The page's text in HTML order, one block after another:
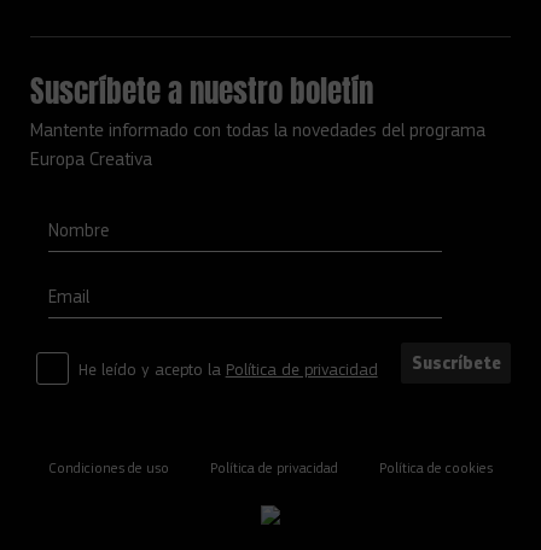
Suscríbete a nuestro boletín
Mantente informado con todas la novedades del programa
Europa Creativa
He leído y acepto la Política de privacidad Suscríbete
Condiciones de uso Política de privacidad Política de cookies